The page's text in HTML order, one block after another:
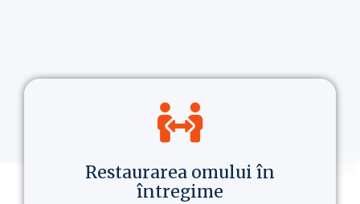
Restaurarea omului în
întregime